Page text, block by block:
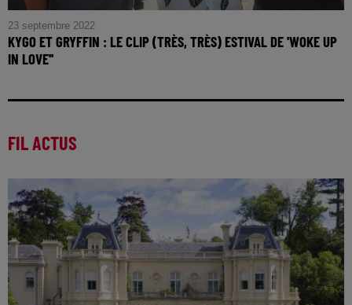
23 septembre 2022
KYGO ET GRYFFIN : LE CLIP (TRÈS, TRÈS) ESTIVAL DE 'WOKE UP
IN LOVE''
FIL ACTUS